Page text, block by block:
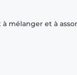
mélanger et à